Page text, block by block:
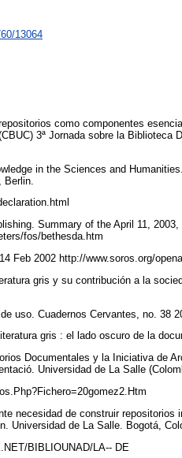
13064
como componentes
3ª Jornada sobre la Biblioteca
in the Sciences and
Summary of the April 11,
fos/bethesda.htm
Feb 2002 http://www.soros.org/
gris y su contribución a la
uso. Cuadernos Cervantes, no. 38
gris : el lado oscuro de la
Documentales y la Iniciativa de
Universidad de La Salle
necesidad de construir
Universidad de La Salle. Bogotá,
BIBLIOUNAD/LA-- DE